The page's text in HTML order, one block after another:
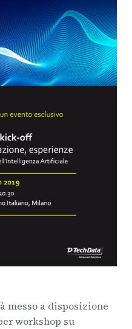
messo a disposizione
workshop su